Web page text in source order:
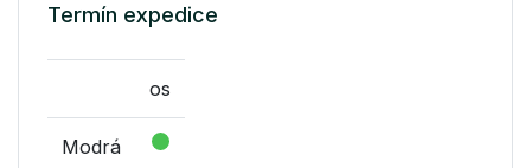
Termín expedice
os
Modrá